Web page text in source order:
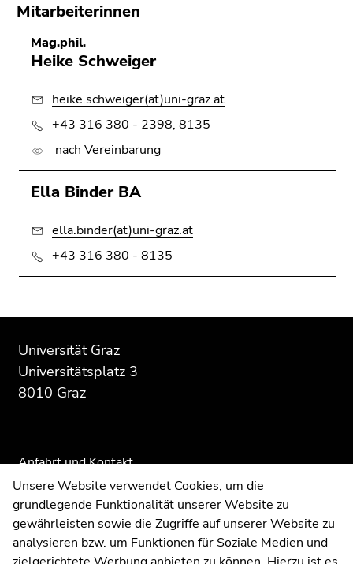
Mitarbeiterinnen
Mag.phil.
Heike Schweiger
heike.schweiger(at)uni-graz.at
+43 316 380 - 2398, 8135
nach Vereinbarung
Ella Binder BA
ella.binder(at)uni-graz.at
+43 316 380 - 8135
des
Seitenbereichs:
Zusatzinformationen:
Universität Graz
Universitätsplatz 3
8010 Graz
Anfahrt und Kontakt
Kommunikation und Öffentlichkeitsarbeit
Moodle
UNIGRAZonline
Impressum
dieses
Seitenbereichs.
Übersicht
dieses
Seitenbereichs.
Übersicht
Unsere Website verwendet Cookies, um die
grundlegende Funktionalität unserer Website zu
gewährleisten sowie die Zugriffe auf unserer Website zu
analysieren bzw. um Funktionen für Soziale Medien und